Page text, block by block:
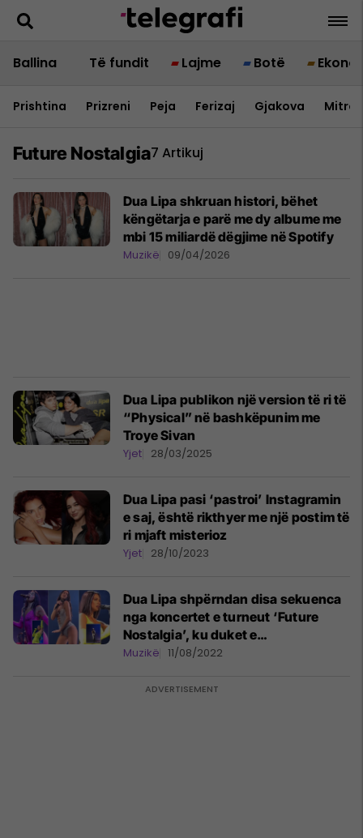
Ballina Të fundit Lajme Botë
Prishtina Prizreni Peja Ferizaj Gjakova
Future Nostalgia7 Artikuj
Dua Lipa shkruan histori, bëhet
këngëtarja e parë me dy albume me
mbi 15 miliardë dëgjime në Spotify
Muzikë 09/04/2026
Dua Lipa publikon një version të ri të
“Physical” në bashkëpunim me
Troye Sivan
Yjet 28/03/2025
Dua Lipa pasi ‘pastroi’ Instagramin
e saj, është rikthyer me një postim të
ri mjaft misterioz
Yjet 28/10/2023
Dua Lipa shpërndan disa sekuenca
nga koncertet e turneut ‘Future
Nostalgia’, ku duket e
mrekullueshme
Muzikë 11/08/2022